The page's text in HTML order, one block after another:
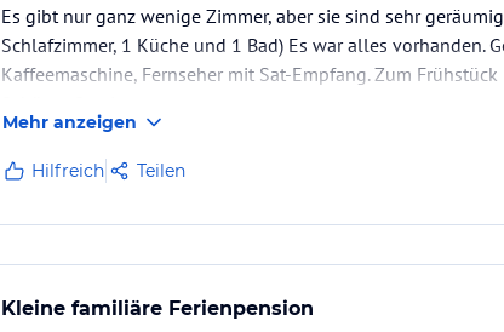
Es gibt nur ganz wenige Zimmer, aber sie sind sehr
Schlafzimmer, 1 Küche und 1 Bad) Es war alles vorhanden.
Kaffeemaschine, Fernseher mit Sat-Empfang. Zum
Die Schwarzwaldkarte ist inclusive und bietet dadurch sehr
Mehr anzeigen
Hilfreich Teilen
Kleine familiäre Ferienpension